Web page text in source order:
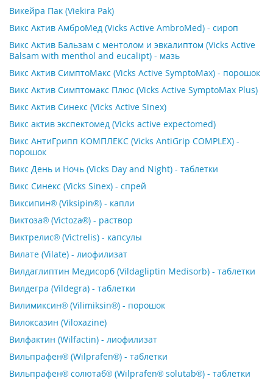
Викейра Пак (Viekira Pak)
Викс Актив АмброМед (Vicks Active AmbroMed) - сироп
Викс Актив Бальзам с ментолом и эвкалиптом (Vicks Active
Balsam with menthol and eucalipt) - мазь
Викс Актив СимптоМакс (Vicks Active SymptoMax) - порошок
Викс Актив Симптомакс Плюс (Vicks Active SymptoMax Plus)
Викс Актив Синекс (Vicks Active Sinex)
Викс актив экспектомед (Vicks active expectomed)
Викс АнтиГрипп КОМПЛЕКС (Vicks AntiGrip COMPLEX) -
порошок
Викс День и Ночь (Vicks Day ­and­ Night) - таблетки
Викс Синекс (Vicks Sinex) - спрей
Виксипин® (Viksipin®) - капли
Виктоза® (Victoza®) - раствор
Виктрелис® (Victrelis) - капсулы
Вилате (Vilate) - лиофилизат
Вилдаглиптин Медисорб (Vildagliptin Medisorb) - таблетки
Вилдегра (Vildegra) - таблетки
Вилимиксин® (Vilimiksin®) - порошок
Вилоксазин (Viloxazine)
Вилфактин (Wilfactin) - лиофилизат
Вильпрафен® (Wilprafen®) - таблетки
Вильпрафен® солютаб® (Wilprafen® solutab®) - таблетки